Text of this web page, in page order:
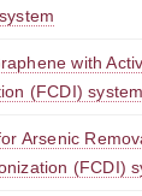
with
(FCDI) system
Arsenic
(FCDI)